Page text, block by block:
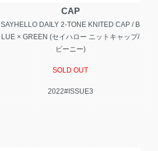
CAP
SAYHELLO DAILY 2-TONE KNITED CAP / B
LUE × GREEN (セイハロー ニットキャップ/
ビーニー)
SOLD OUT
2022#ISSUE3